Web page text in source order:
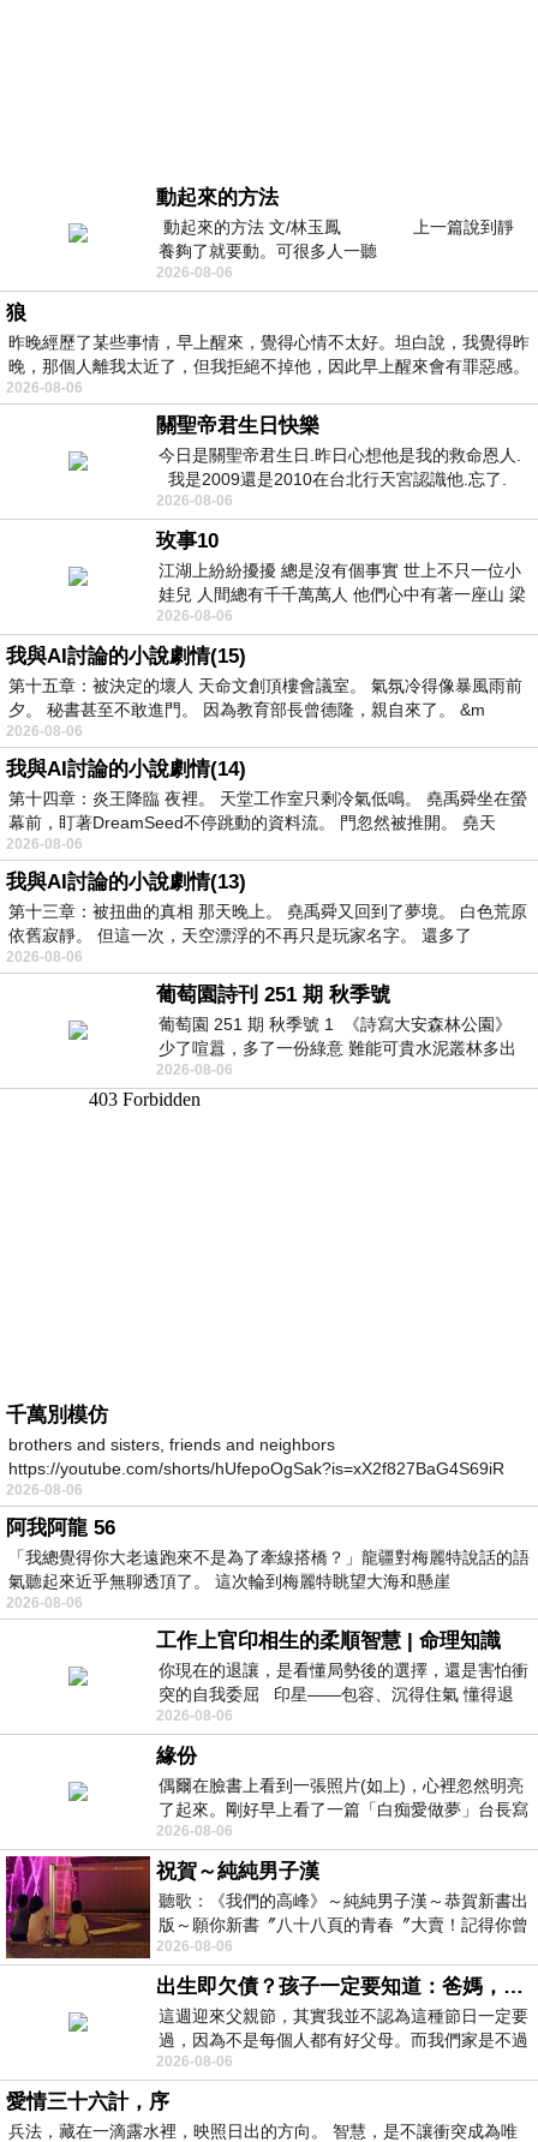
動起來的方法
動起來的方法 文/林玉鳳 上一篇說到靜
養夠了就要動。可很多人一聽
2026-08-06
狼
昨晚經歷了某些事情，早上醒來，覺得心情不太好。坦白說，我覺得昨
晚，那個人離我太近了，但我拒絕不掉他，因此早上醒來會有罪惡感。
2026-08-06
關聖帝君生日快樂
今日是關聖帝君生日.昨日心想他是我的救命恩人.
我是2009還是2010在台北行天宮認識他.忘了.
一個奇摩交友的網友學
2026-08-06
玫事10
江湖上紛紛擾擾 總是沒有個事實 世上不只一位小
娃兒 人間總有千千萬萬人 他們心中有著一座山 梁
山佛山泰華衡恆嵩 一山之高
2026-08-06
我與AI討論的小說劇情(15)
第十五章：被決定的壞人 天命文創頂樓會議室。 氣氛冷得像暴風雨前
夕。 秘書甚至不敢進門。 因為教育部長曾德隆，親自來了。 &m
2026-08-06
我與AI討論的小說劇情(14)
第十四章：炎王降臨 夜裡。 天堂工作室只剩冷氣低鳴。 堯禹舜坐在螢
幕前，盯著DreamSeed不停跳動的資料流。 門忽然被推開。 堯天
2026-08-06
我與AI討論的小說劇情(13)
第十三章：被扭曲的真相 那天晚上。 堯禹舜又回到了夢境。 白色荒原
依舊寂靜。 但這一次，天空漂浮的不再只是玩家名字。 還多了
2026-08-06
葡萄園詩刊 251 期 秋季號
葡萄園 251 期 秋季號 1 《詩寫大安森林公園》
少了喧囂，多了一份綠意 難能可貴水泥叢林多出
一
2026-08-06
千萬別模仿
brothers and sisters, friends and neighbors
https://youtube.com/shorts/hUfepoOgSak?is=xX2f827BaG4S69iR
https
2026-08-06
阿我阿龍 56
「我總覺得你大老遠跑來不是為了牽線搭橋？」龍疆對梅麗特說話的語
氣聽起來近乎無聊透頂了。 這次輪到梅麗特眺望大海和懸崖
2026-08-06
工作上官印相生的柔順智慧 | 命理知識
你現在的退讓，是看懂局勢後的選擇，還是害怕衝
突的自我委屈 印星——包容、沉得住氣 懂得退
一步觀察，不會
2026-08-06
緣份
偶爾在臉書上看到一張照片(如上)，心裡忽然明亮
了起來。剛好早上看了一篇「白痴愛做夢」台長寫
的貼文，在回顧年輕時瘋狂愛上
2026-08-06
祝賀～純純男子漢
聽歌：《我們的高峰》～純純男子漢～恭賀新書出
版～願你新書〞八十八頁的青春〞大賣！記得你曾
經在我的版留言…「好讚的圖^^感覺大家
2026-08-06
出生即欠債？孩子一定要知道：爸媽，其實我不欠你們
這週迎來父親節，其實我並不認為這種節日一定要
過，因為不是每個人都有好父母。而我們家是不過
節的，平時也沒什麼儀式感，生活趨近冷
2026-08-06
愛情三十六計，序
兵法，藏在一滴露水裡，映照日出的方向。 智慧，是不讓衝突成為唯